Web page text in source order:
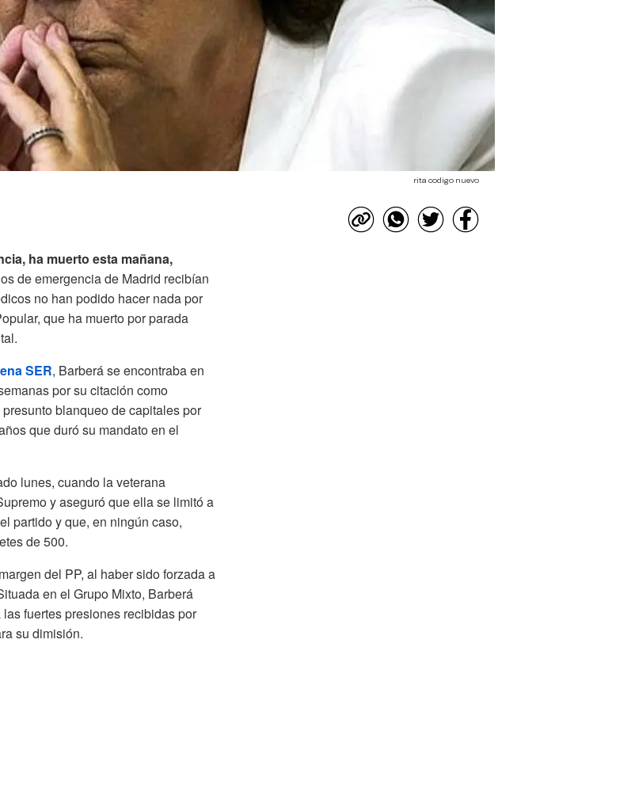
rita codigo nuevo
ha muerto esta mañana,
de emergencia de Madrid recibían
no han podido hacer nada por
que ha muerto por parada
SER, Barberá se encontraba en
por su citación como
blanqueo de capitales por
que duró su mandato en el
lunes, cuando la veterana
y aseguró que ella se limitó a
partido y que, en ningún caso,
de 500.
del PP, al haber sido forzada a
en el Grupo Mixto, Barberá
fuertes presiones recibidas por
su dimisión.